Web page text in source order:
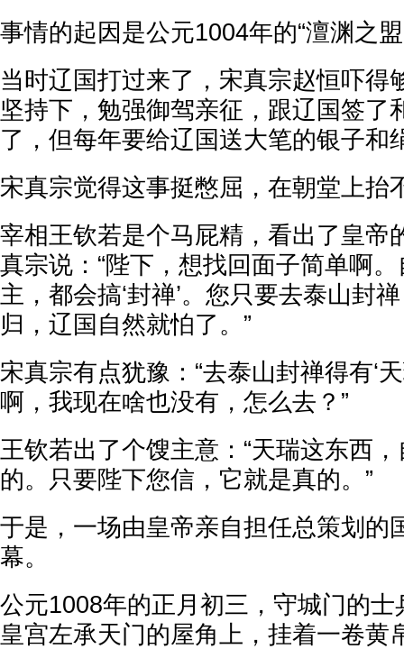
事情的起因是公元1004年的“澶渊之
当时辽国打过来了，宋真宗赵恒吓得
坚持下，勉强御驾亲征，跟辽国签了
了，但每年要给辽国送大笔的银子和
宋真宗觉得这事挺憋屈，在朝堂上抬
宰相王钦若是个马屁精，看出了皇帝
真宗说：“陛下，想找回面子简单啊
主，都会搞‘封禅’。您只要去泰山封
归，辽国自然就怕了。”
宋真宗有点犹豫：“去泰山封禅得有‘
啊，我现在啥也没有，怎么去？”
王钦若出了个馊主意：“天瑞这东西
的。只要陛下您信，它就是真的。”
于是，一场由皇帝亲自担任总策划的
幕。
公元1008年的正月初三，守城门的
皇宫左承天门的屋角上，挂着一卷黄